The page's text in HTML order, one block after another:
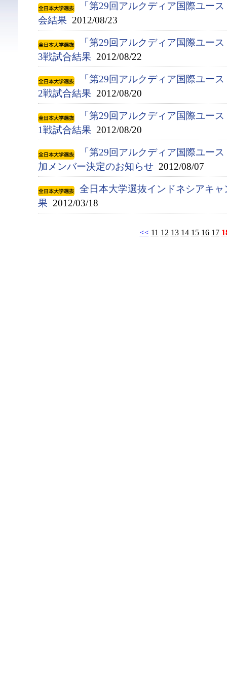
「第29回アルクディア国際ユー
会結果 2012/08/23
「第29回アルクディア国際ユー
3戦試合結果 2012/08/22
「第29回アルクディア国際ユー
2戦試合結果 2012/08/20
「第29回アルクディア国際ユー
1戦試合結果 2012/08/20
「第29回アルクディア国際ユー
加メンバー決定のお知らせ 2012/08/07
全日本大学選抜インドネシアキ
果 2012/03/18
<< 11 12 13 14 15 16 17